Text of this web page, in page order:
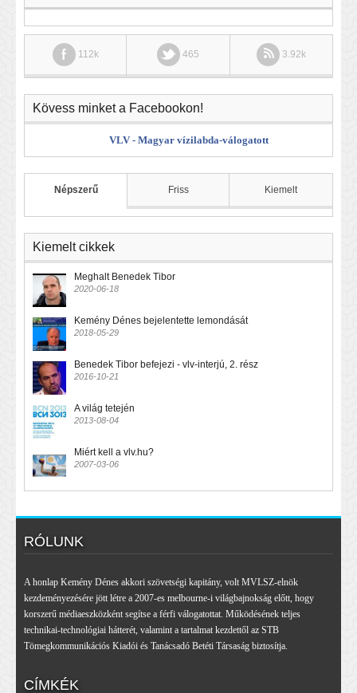
112k 465 3.92k
Kövess minket a Facebookon!
VLV - Magyar vízilabda-válogatott
Népszerű Friss Kiemelt
Kiemelt cikkek
Meghalt Benedek Tibor
2020-06-18
Kemény Dénes bejelentette lemondását
2018-05-29
Benedek Tibor befejezi - vlv-interjú, 2. rész
2016-10-21
A világ tetején
2013-08-04
Miért kell a vlv.hu?
2007-03-06
RÓLUNK
A honlap Kemény Dénes akkori szövetségi kapitány, volt MVLSZ-elnök
kezdeményezésére jött létre a 2007-es melbourne-i világbajnokság előtt, hogy
korszerű médiaeszközként segítse a férfi válogatottat. Működésének teljes
technikai-technológiai hátterét, valamint a tartalmat kezdettől az STB
Tömegkommunikációs Kiadói és Tanácsadó Betéti Társaság biztosítja.
CÍMKÉK